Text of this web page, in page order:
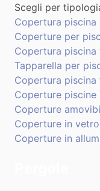
Scegli per
Copertura piscina
Coperture per
Copertura piscina
Tapparella per
Copertura piscina
Coperture piscine
Coperture
Coperture in
Coperture in